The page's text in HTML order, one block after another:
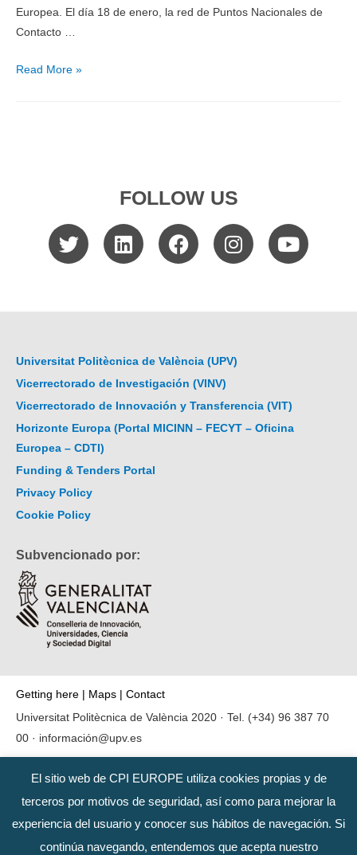
Europea. El día 18 de enero, la red de Puntos Nacionales de
Contacto …
Read More »
FOLLOW US
Universitat Politècnica de València (UPV)
Vicerrectorado de Investigación (VINV)
Vicerrectorado de Innovación y Transferencia (VIT)
Horizonte Europa (Portal MICINN – FECYT – Oficina
Europea – CDTI)
Funding & Tenders Portal
Privacy Policy
Cookie Policy
Subvencionado por:
Getting here | Maps | Contact
Universitat Politècnica de València 2020 · Tel. (+34) 96 387 70
00 · información@upv.es
El sitio web de CPI EUROPE utiliza cookies propias y de
terceros por motivos de seguridad, así como para mejorar la
experiencia del usuario y conocer sus hábitos de navegación. Si
continúa navegando, entendemos que acepta nuestro